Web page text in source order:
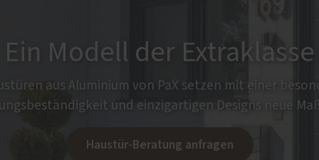
Ein Modell der Extraklasse
aus Aluminium von PaX setzen mit einer
und einzigartigen Designs neue
Haustür-Beratung anfragen